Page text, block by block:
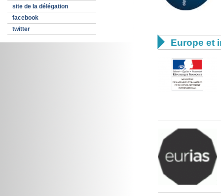
site de la délégation
facebook
twitter
 Europe et